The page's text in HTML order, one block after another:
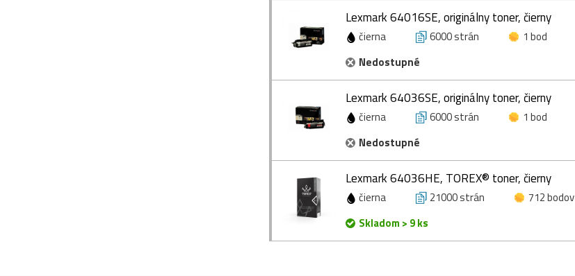
Lexmark 64016SE, originálny toner, čierny
čierna 6000 strán
1 bod
Nedostupné
Lexmark 64036SE, originálny toner, čierny
čierna 6000 strán
1 bod
Nedostupné
Lexmark 64036HE, TOREX® toner, čierny
čierna 21000 strán
712 bodov
Skladom > 9 ks